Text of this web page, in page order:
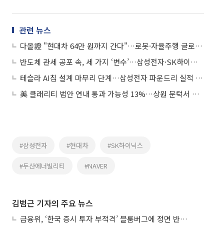
관련 뉴스
다올證 "현대차 64만 원까지 간다"…로봇·자율주행 글로벌 시총 재평가
반도체 관세 공포 속, 세 가지 ‘변수’…삼성전자·SK하이닉스의 계산법
테슬라 AI칩 설계 마무리 단계…삼성전자 파운드리 실적 개선 시동
美 클래리티 법안 연내 통과 가능성 13%…상원 문턱서 제동
#삼성전자 #현대차 #SK하이닉스
#두산에너빌리티 #NAVER
김범근 기자의 주요 뉴스
금융위, ‘한국 증시 투자 부적격’ 블룸버그에 정면 반박…“근거 불분명”